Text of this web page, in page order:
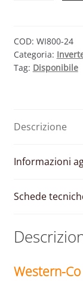
–
INVERTER
STAND-
quantità
COD: WI800-24
Categoria:
Tag: Disponibile
Descrizione
Informazioni
Schede
Western-